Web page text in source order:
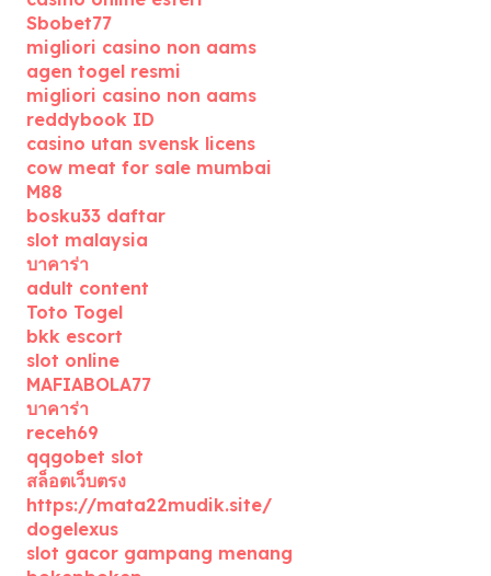
Sbobet77
migliori casino non aams
agen togel resmi
migliori casino non aams
reddybook ID
casino utan svensk licens
cow meat for sale mumbai
M88
bosku33 daftar
slot malaysia
บาคาร่า
adult content
Toto Togel
bkk escort
slot online
MAFIABOLA77
บาคาร่า
receh69
qqgobet slot
สล็อตเว็บตรง
https://mata22mudik.site/
dogelexus
slot gacor gampang menang